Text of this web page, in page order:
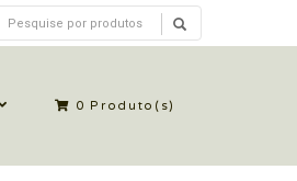
0 Produto(s)